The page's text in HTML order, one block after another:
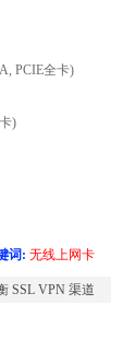
PCIE全卡)
)
词: 无线上网卡
SSL VPN 渠道